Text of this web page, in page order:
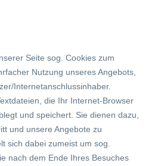
Seite sog. Cookies zum
Nutzung unseres Angebots,
Internetanschlussinhaber.
die Ihr Internet-Browser
und speichert. Sie dienen dazu,
und unsere Angebote zu
sich dabei zumeist um sog.
nach dem Ende Ihres Besuches